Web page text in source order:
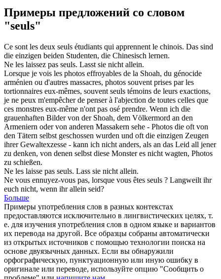
Примеры предложений со словом
"seuls"
Ce sont les deux seuls étudiants qui apprennent le chinois. Das sind
die einzigen beiden Studenten, die Chinesisch lernen.
Ne les laissez pas seuls. Lasst sie nicht allein.
Lorsque je vois les photos effroyables de la Shoah, du génocide
arménien ou d'autres massacres, photos souvent prises par les
tortionnaires eux-mêmes, souvent seuls témoins de leurs exactions,
je ne peux m'empêcher de penser à l'abjection de toutes celles que
ces monstres eux-même n'ont pas osé prendre. Wenn ich die
grauenhaften Bilder von der Shoah, dem Völkermord an den
Armeniern oder von anderen Massakern sehe - Photos die oft von
den Tätern selbst geschossen wurden und oft die einzigen Zeugen
ihrer Gewaltexzesse - kann ich nicht anders, als an das Leid all jener
zu denken, von denen selbst diese Monster es nicht wagten, Photos
zu schießen.
Ne les laisse pas seuls. Lass sie nicht allein.
Ne vous ennuyez-vous pas, lorsque vous êtes seuls ? Langweilt ihr
euch nicht, wenn ihrallein seid?
Больше
Примеры употребления слов в разных контекстах
предоставляются исключительно в лингвистических целях, т.
е. для изучения употребления слов в одном языке и вариантов
их перевода на другой. Все образцы собраны автоматически
из открытых источников с помощью технологии поиска на
основе двуязычных данных. Если вы обнаружили
орфографическую, пунктуационную или иную ошибку в
оригинале или переводе, используйте опцию "Сообщить о